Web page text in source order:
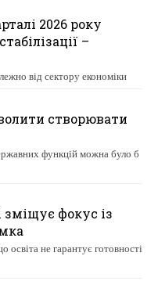
2026 року
–
від сектору економіки
створювати
функцій можна було б
фокус із
освіта не гарантує готовності